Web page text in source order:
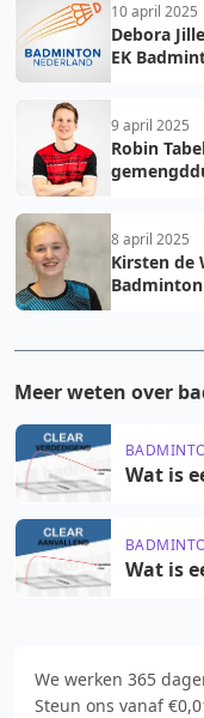
10 april 2025
Debora
EK
9 april 2025
Robin
8 april 2025
Kirsten de
Meer weten over
Wat is
Wat is
We werken 365
Steun ons vanaf